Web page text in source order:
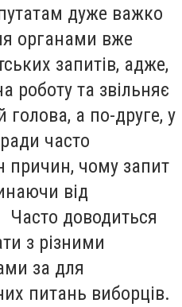
дуже важко
органами вже
запитів, адже,
роботу та звільняє
голова, а по-друге, у
часто
причин, чому запит
від
Часто доводиться
з різними
за для
питань виборців.